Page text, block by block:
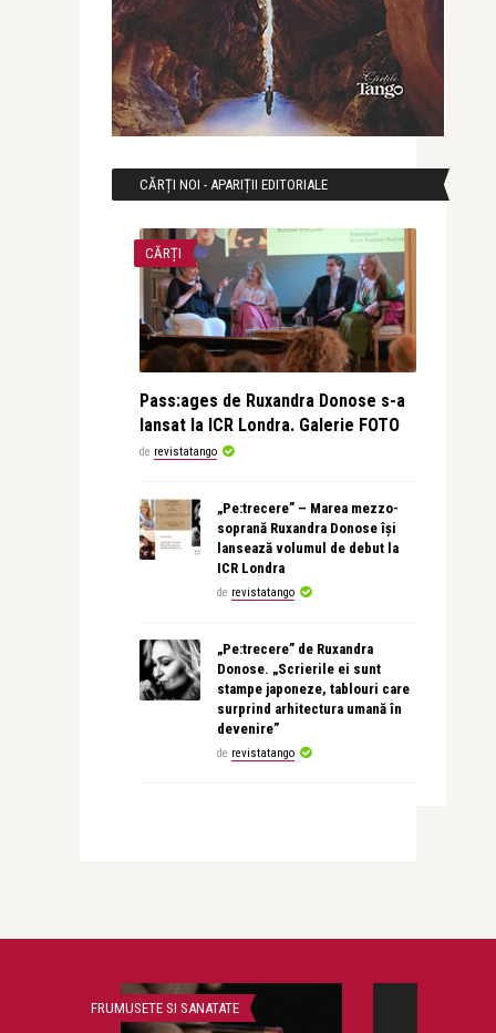
CĂRȚI NOI - APARIȚII EDITORIALE
CĂRȚI
Pass:ages de Ruxandra Donose s-a
lansat la ICR Londra. Galerie FOTO
de revistatango
„Pe:trecere” – Marea mezzo-
soprană Ruxandra Donose își
lansează volumul de debut la
ICR Londra
de revistatango
„Pe:trecere” de Ruxandra
Donose. „Scrierile ei sunt
stampe japoneze, tablouri care
surprind arhitectura umană în
devenire”
de revistatango
FRUMUSETE SI SANATATE